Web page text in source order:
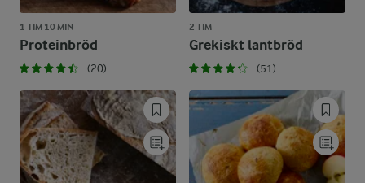
1 TIM 10 MIN
Proteinbröd
(20)
2 TIM
Grekiskt lantbröd
(51)